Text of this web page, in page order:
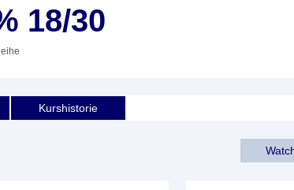
18/30
Kurshistorie